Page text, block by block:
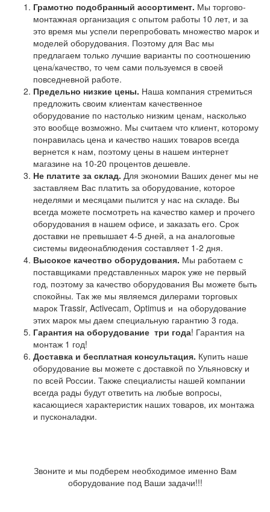
Грамотно подобранный ассортимент. Мы торгово-
монтажная организация с опытом работы 10 лет, и за
это время мы успели перепробовать множество марок и
моделей оборудования. Поэтому для Вас мы
предлагаем только лучшие варианты по соотношению
цена/качество, то чем сами пользуемся в своей
повседневной работе.
Предельно низкие цены. Наша компания стремиться
предложить своим клиентам качественное
оборудование по настолько низким ценам, насколько
это вообще возможно. Мы считаем что клиент, которому
понравилась цена и качество наших товаров всегда
вернется к нам, поэтому цены в нашем интернет
магазине на 10-20 процентов дешевле.
Не платите за склад. Для экономии Ваших денег мы не
заставляем Вас платить за оборудование, которое
неделями и месяцами пылится у нас на складе. Вы
всегда можете посмотреть на качество камер и прочего
оборудования в нашем офисе, и заказать его. Срок
доставки не превышает 4-5 дней, а на аналоговые
системы видеонаблюдения составляет 1-2 дня.
Высокое качество оборудования. Мы работаем с
поставщиками представленных марок уже не первый
год, поэтому за качество оборудования Вы можете быть
спокойны. Так же мы являемся дилерами торговых
марок Trassir, Activecam, Optimus и на оборудование
этих марок мы даем специальную гарантию 3 года.
Гарантия на оборудование три года! Гарантия на
монтаж 1 год!
Доставка и бесплатная консультация. Купить наше
оборудование вы можете с доставкой по Ульяновску и
по всей России. Также специалисты нашей компании
всегда рады будут ответить на любые вопросы,
касающиеся характеристик наших товаров, их монтажа
и пусконаладки.
Звоните и мы подберем необходимое именно Вам
оборудование под Ваши задачи!!!